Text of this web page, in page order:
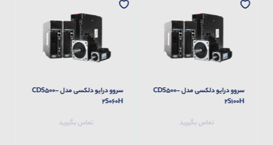
سروو درایو دلکسی مدل CDS500-
2S100H
تماس بگیرید
سروو درایو دلکسی مدل CDS500-
2S060H
تماس بگیرید